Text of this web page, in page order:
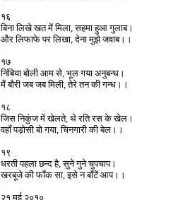
१६
बिना लिखे खत में मिला, सहमा हुआ गुलाब।
और लिफाफे पर लिखा, देना मुझे जवाब।।
१७
निंबिया बोली आम से, भूल गया अनुबन्ध।
मैं बौरी जब जब मिली, तेरे तन की गन्ध।।
१८
जिस निकुंज में खेलते, थे रति रस के खेल।
वहाँ पड़ोसी बो गया, चिनगारी की बेल।।
१९
धरती पहला छन्द है, सुने गुने चुपचाप।
खरबूजे की फाँक सा, इसे न बाँटें आप।।
२१ मई २०१०